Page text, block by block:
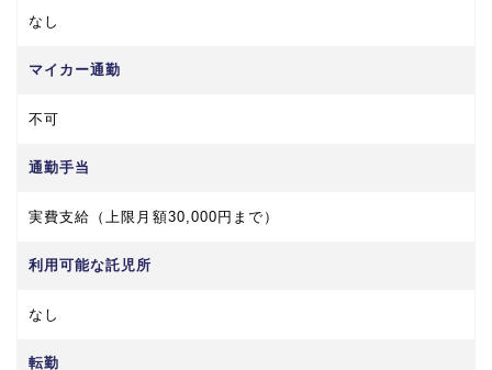
なし
マイカー通勤
不可
通勤手当
実費支給（上限月額30,000円まで）
利用可能な託児所
なし
転勤